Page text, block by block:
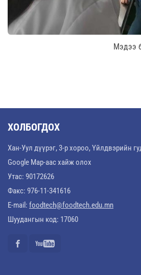
Мэдээ
ХОЛБОГДОХ
Хан-Уул дүүрэг, 3-р хороо, Үйлдвэрийн
Google Map-аас хайж олох
Утас: 90172626
Факс: 976-11-341616
E-mail: foodtech@foodtech.edu.mn
Шуудангын код: 17060